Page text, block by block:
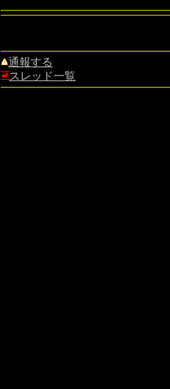
通報する
スレッド一覧